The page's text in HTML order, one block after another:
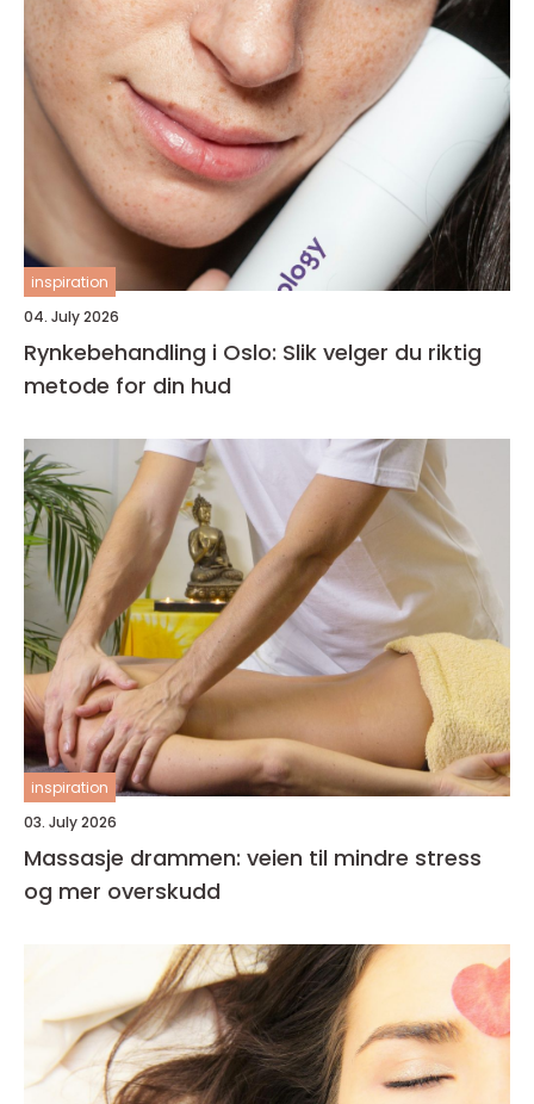
inspiration
04. July 2026
Rynkebehandling i Oslo: Slik velger du riktig
metode for din hud
inspiration
03. July 2026
Massasje drammen: veien til mindre stress
og mer overskudd